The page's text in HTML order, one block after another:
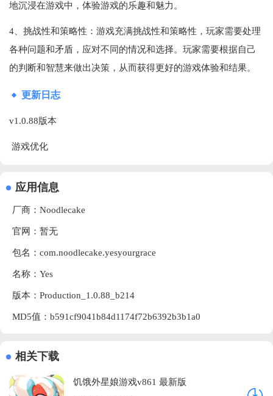
地沉浸在游戏中，体验游戏的乐趣和魅力。
4、挑战性和策略性：游戏充满挑战性和策略性，玩家需要处理
各种问题和矛盾，应对不同的情况和选择。玩家需要根据自己
的判断和智慧来做出决策，从而获得更好的游戏体验和结果。
更新日志
v1.0.88版本
游戏优化
应用信息
厂商： Noodlecake
官网：暂无
包名：com.noodlecake.yesyourgrace
名称：Yes
版本：Production_1.0.88_b214
MD5值：b591cf9041b84d1174f72b6392b3b1a0
相关下载
饥饿外星娘游戏v861 最新版